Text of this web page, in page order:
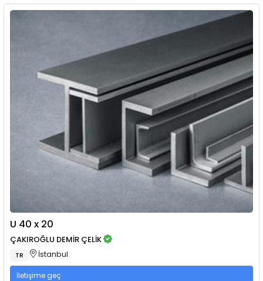
U 40 x 20
ÇAKIROĞLU DEMİR ÇELİK
TR İstanbul
İletişime geç